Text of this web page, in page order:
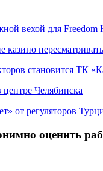
вехой для Freedom
казино
становится ТК
центре Челябинска
от регуляторов
оценить